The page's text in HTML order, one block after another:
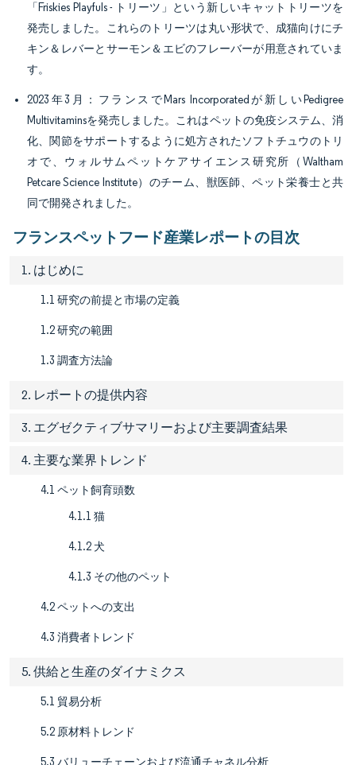
「Friskies Playfuls - トリーツ」という新しいキャットトリーツを
発売しました。これらのトリーツは丸い形状で、成猫向けにチ
キン＆レバーとサーモン＆エビのフレーバーが用意されていま
す。
2023年3月：フランスでMars Incorporatedが新しいPedigree
Multivitaminsを発売しました。これはペットの免疫システム、消
化、関節をサポートするように処方されたソフトチュウのトリ
オで、ウォルサムペットケアサイエンス研究所（Waltham
Petcare Science Institute）のチーム、獣医師、ペット栄養士と共
同で開発されました。
フランスペットフード産業レポートの目次
1. はじめに
1.1 研究の前提と市場の定義
1.2 研究の範囲
1.3 調査方法論
2. レポートの提供内容
3. エグゼクティブサマリーおよび主要調査結果
4. 主要な業界トレンド
4.1 ペット飼育頭数
4.1.1 猫
4.1.2 犬
4.1.3 その他のペット
4.2 ペットへの支出
4.3 消費者トレンド
5. 供給と生産のダイナミクス
5.1 貿易分析
5.2 原材料トレンド